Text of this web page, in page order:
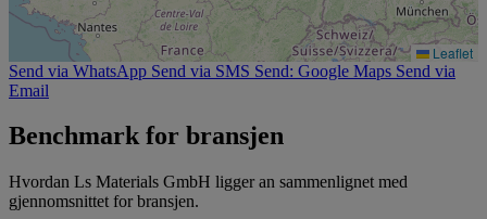
Leaflet
Send via WhatsApp Send via SMS Send: Google Maps Send via
Email
Benchmark for bransjen
Hvordan Ls Materials GmbH ligger an sammenlignet med
gjennomsnittet for bransjen.